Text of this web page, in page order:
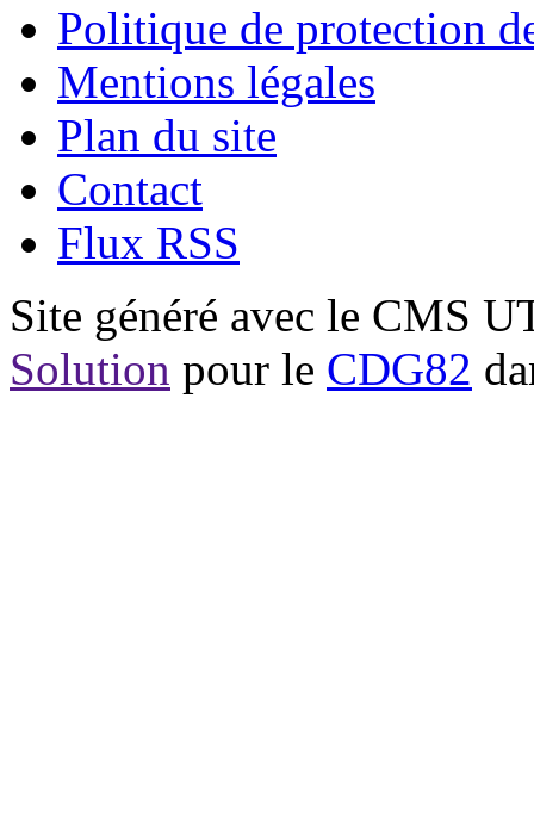
Politique de protection
Mentions légales
Plan du site
Contact
Flux RSS
Site généré avec le CMS
Solution pour le CDG82